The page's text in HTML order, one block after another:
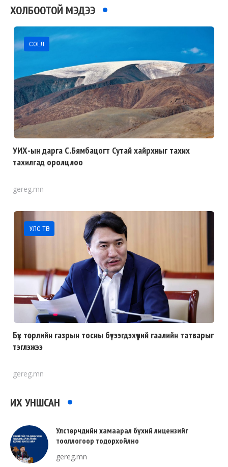
ХОЛБООТОЙ МЭДЭЭ
СОЁЛ
УИХ-ын дарга С.Бямбацогт Сутай хайрхныг тахих
тахилгад оролцлоо
gereg.mn
УЛС ТӨР
Бүх төрлийн газрын тосны бүтээгдэхүүний гаалийн татварыг
тэглэжээ
gereg.mn
ИХ УНШСАН
Улстөрчдийн хамаарал бүхий лицензийг
тооллогоор тодорхойлно
gereg.mn